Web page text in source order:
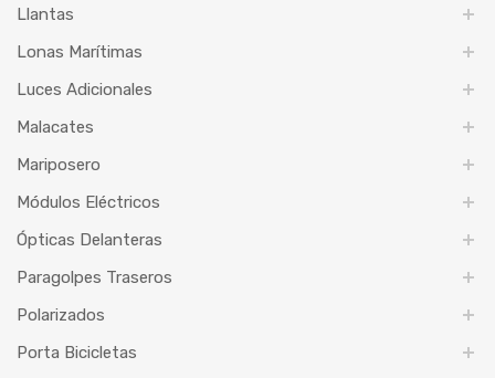
Llantas
Lonas Marítimas
Luces Adicionales
Malacates
Mariposero
Módulos Eléctricos
Ópticas Delanteras
Paragolpes Traseros
Polarizados
Porta Bicicletas